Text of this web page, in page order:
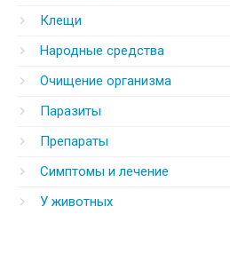
Клещи
Народные средства
Очищение организма
Паразиты
Препараты
Симптомы и лечение
У животных